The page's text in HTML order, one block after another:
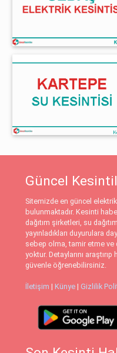
Güncel
Sitemizde en güncel
bulunmaktadır. Kesinti
dağıtım şirketleri, su
yayınladıkları duyurulara
sebep olma, tamir etme
yoktur. Detaylarını
güvenle öğrenebilirsiniz.
İletişim | Künye | Gizlilik